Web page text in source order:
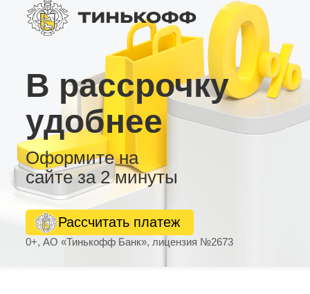
технологическое решение для вашего
автомобиля!
В рассрочку
удобнее
Оформите на
сайте за 2 минуты
0+, АО «Тинькофф Банк», лицензия №2673
Рассчитать платеж